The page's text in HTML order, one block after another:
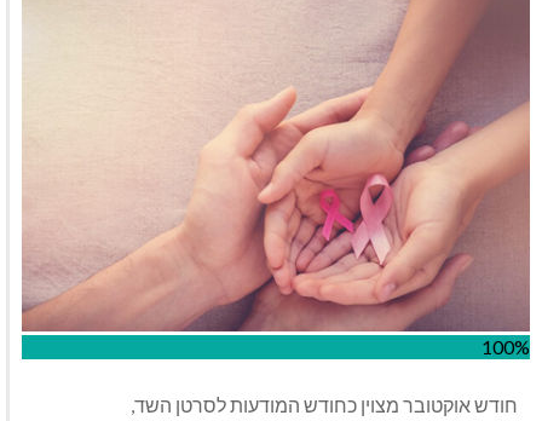
100%
חודש אוקטובר מצוין כחודש המודעות לסרטן השד,